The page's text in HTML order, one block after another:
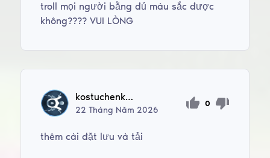
troll mọi người bằng đủ màu sắc được
không???? VUI LÒNG
kostuchenkoda376
22Tháng Năm 2026
0
thêm cài đặt lưu và tải